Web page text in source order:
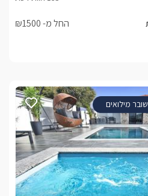
החל מ- ₪1500
שובר מילואים